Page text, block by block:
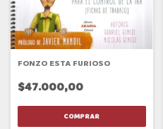
FONZO ESTA FURIOSO
$47.000,00